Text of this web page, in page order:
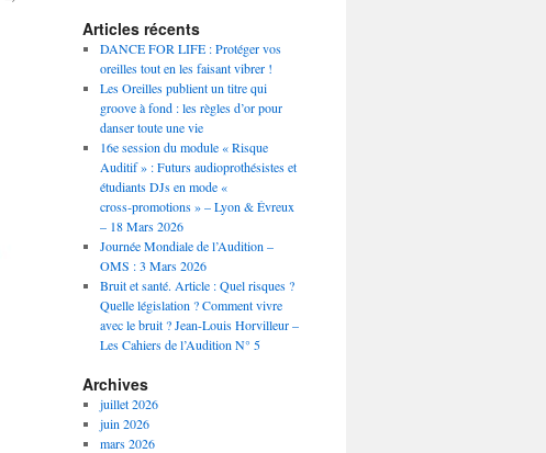
Articles récents
DANCE FOR LIFE : Protéger vos
oreilles tout en les faisant vibrer !
Les Oreilles publient un titre qui
groove à fond : les règles d’or pour
danser toute une vie
16e session du module « Risque
Auditif » : Futurs audioprothésistes et
étudiants DJs en mode «
cross‑promotions » – Lyon & Évreux
– 18 Mars 2026
Journée Mondiale de l’Audition –
OMS : 3 Mars 2026
Bruit et santé. Article : Quel risques ?
Quelle législation ? Comment vivre
avec le bruit ? Jean-Louis Horvilleur –
Les Cahiers de l’Audition N° 5
Archives
juillet 2026
juin 2026
mars 2026